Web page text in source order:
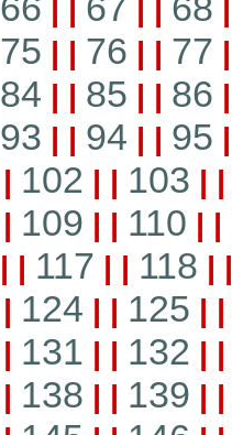
| | | | |
75 | | 76 | | 77 |
84 | | 85 | | 86 |
93 | | 94 | | 95 |
| 102 | | 103 | |
| 109 | | 110 | |
| | 117 | | 118 | |
| 124 | | 125 | |
| 131 | | 132 | |
| 138 | | 139 | |